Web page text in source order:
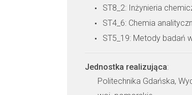
ST8_2: Inżynieria
ST4_6: Chemia
ST5_19: Metody badań
Jednostka realizująca:
Politechnika Gdańska,